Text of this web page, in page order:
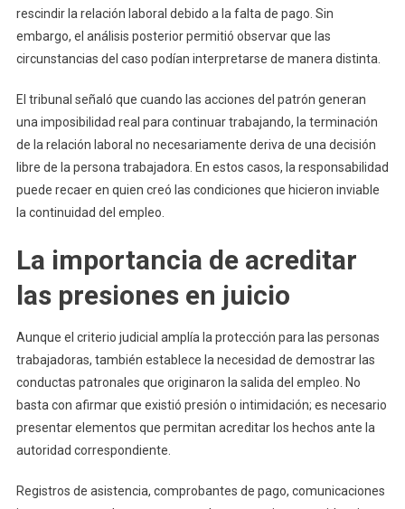
rescindir la relación laboral debido a la falta de pago. Sin
embargo, el análisis posterior permitió observar que las
circunstancias del caso podían interpretarse de manera distinta.
El tribunal señaló que cuando las acciones del patrón generan
una imposibilidad real para continuar trabajando, la terminación
de la relación laboral no necesariamente deriva de una decisión
libre de la persona trabajadora. En estos casos, la responsabilidad
puede recaer en quien creó las condiciones que hicieron inviable
la continuidad del empleo.
La importancia de acreditar
las presiones en juicio
Aunque el criterio judicial amplía la protección para las personas
trabajadoras, también establece la necesidad de demostrar las
conductas patronales que originaron la salida del empleo. No
basta con afirmar que existió presión o intimidación; es necesario
presentar elementos que permitan acreditar los hechos ante la
autoridad correspondiente.
Registros de asistencia, comprobantes de pago, comunicaciones